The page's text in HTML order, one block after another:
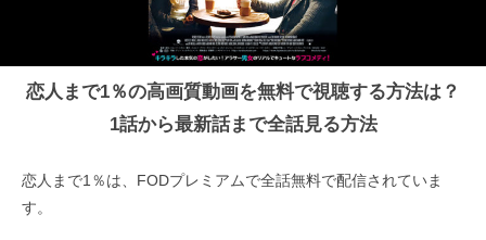
恋人まで1％の高画質動画を無料で視聴する方法は？
1話から最新話まで全話見る方法
恋人まで1％は、FODプレミアムで全話無料で配信されていま
す。